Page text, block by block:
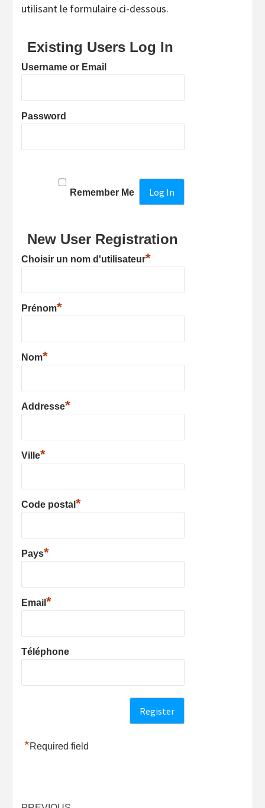
utilisant le formulaire ci-dessous.
Existing Users Log In
Username or Email
Password
Remember Me
New User Registration
Choisir un nom d'utilisateur*
Prénom*
Nom*
Addresse*
Ville*
Code postal *
Pays*
Email *
Téléphone
*Required field